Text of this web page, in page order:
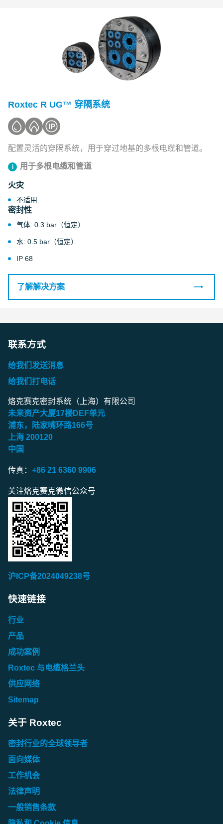
Roxtec R UG™ 穿隔系统
配置灵活的穿隔系统，用于穿过地基的多根电缆和管道。
用于多根电缆和管道
火灾
不适用
密封性
气体: 0.3 bar（恒定）
水: 0.5 bar（恒定）
IP 68
了解解决方案
联系方式
给我们发送消息
给我们打电话
烙克赛克密封系统（上海）有限公司
未来资产大厦17楼DEF单元
浦东，陆家嘴环路166号
上海 200120
中国
传真： +86 21 6360 9906
关注烙克赛克微信公众号
沪ICP备2024049238号
快速链接
行业
产品
成功案例
Roxtec 与电缆格兰头
供应网络
Sitemap
关于 Roxtec
密封行业的全球领导者
面向媒体
工作机会
法律声明
一般销售条款